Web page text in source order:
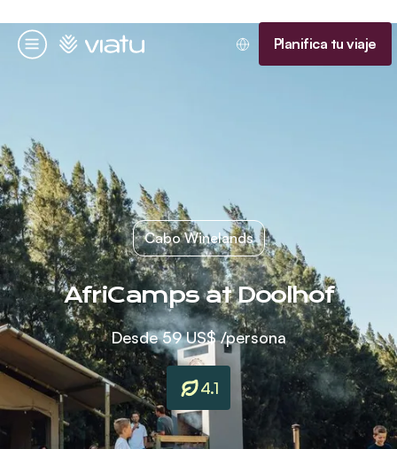
Menú
Página de inicio Planifica tu viaje
Cabo Winelands
AfriCamps at Doolhof
Desde59 US$/persona
4.1